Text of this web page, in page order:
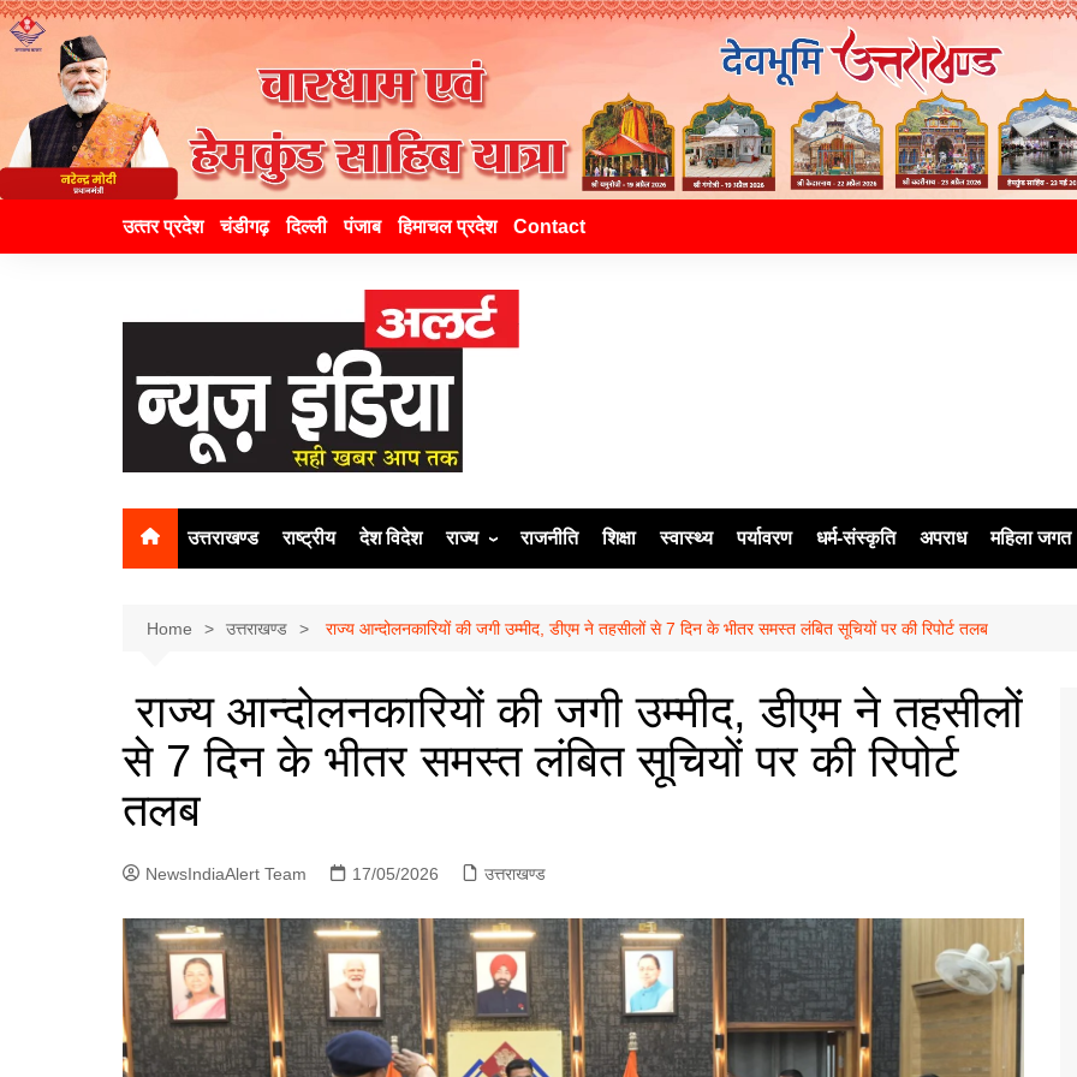
उत्‍तर प्रदेश चंडीगढ़ दिल्ली पंजाब हिमाचल प्रदेश Contact
उत्तराखण्ड राष्ट्रीय देश विदेश राज्य
दिल्ली
पंजाब
चंडीगढ़
राजनीति शिक्षा स्वास्थ्य पर्यावरण धर्म-संस्कृति अपराध महिला जगत
Home उत्तराखण्ड राज्य आन्दोलनकारियों की जगी उम्मीद, डीएम ने तहसीलों से 7 दिन के भीतर समस्त लंबित सूचियों पर की रिपोर्ट तलब
राज्य आन्दोलनकारियों की जगी उम्मीद, डीएम ने तहसीलों
से 7 दिन के भीतर समस्त लंबित सूचियों पर की रिपोर्ट
तलब
NewsIndiaAlert Team 17/05/2026 उत्तराखण्ड